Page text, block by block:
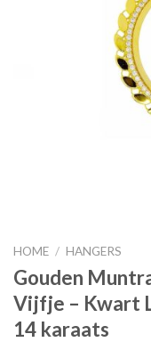
HOME / HANGERS
Gouden
Vijfje – Kwart
14 karaats